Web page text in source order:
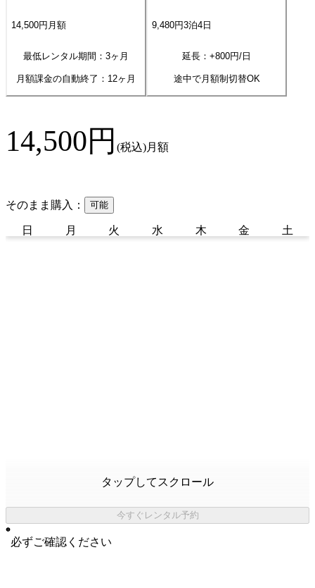
14,500円 月額
最低レンタル期間：3ヶ月
月額課金の自動終了： 12ヶ月
9,480円3泊4日
延長：+800円/日
途中で月額制切替OK
14,500円 (税込)月額
そのまま購入： 可能
日 月 火 水 木 金 土
タップしてスクロール
今すぐレンタル予約
必ずご確認ください